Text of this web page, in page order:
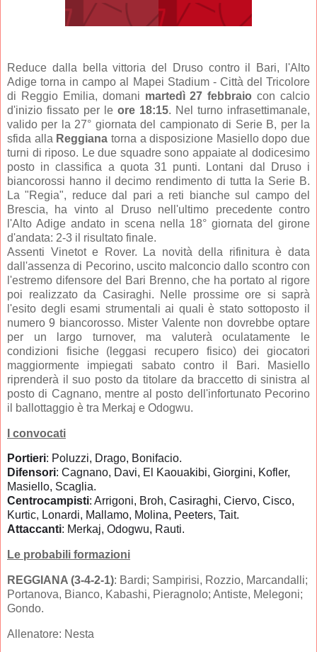
Reduce dalla bella vittoria del Druso contro il Bari, l'Alto
Adige torna in campo al Mapei Stadium - Città del Tricolore
di Reggio Emilia, domani martedì 27 febbraio con calcio
d'inizio fissato per le ore 18:15. Nel turno infrasettimanale,
valido per la 27° giornata del campionato di Serie B, per la
sfida alla Reggiana torna a disposizione Masiello dopo due
turni di riposo. Le due squadre sono appaiate al dodicesimo
posto in classifica a quota 31 punti. Lontani dal Druso i
biancorossi hanno il decimo rendimento di tutta la Serie B.
La "Regia", reduce dal pari a reti bianche sul campo del
Brescia, ha vinto al Druso nell'ultimo precedente contro
l'Alto Adige andato in scena nella 18° giornata del girone
d'andata: 2-3 il risultato finale.
Assenti Vinetot e Rover. La novità della rifinitura è data
dall'assenza di Pecorino, uscito malconcio dallo scontro con
l'estremo difensore del Bari Brenno, che ha portato al rigore
poi realizzato da Casiraghi. Nelle prossime ore si saprà
l'esito degli esami strumentali ai quali è stato sottoposto il
numero 9 biancorosso. Mister Valente non dovrebbe optare
per un largo turnover, ma valuterà oculatamente le
condizioni fisiche (leggasi recupero fisico) dei giocatori
maggiormente impiegati sabato contro il Bari. Masiello
riprenderà il suo posto da titolare da braccetto di sinistra al
posto di Cagnano, mentre al posto dell'infortunato Pecorino
il ballottaggio è tra Merkaj e Odogwu.
I convocati
Portieri: Poluzzi, Drago, Bonifacio.
Difensori: Cagnano, Davi, El Kaouakibi, Giorgini, Kofler,
Masiello, Scaglia.
Centrocampisti: Arrigoni, Broh, Casiraghi, Ciervo, Cisco,
Kurtic, Lonardi, Mallamo, Molina, Peeters, Tait.
Attaccanti: Merkaj, Odogwu, Rauti.
Le probabili formazioni
REGGIANA (3-4-2-1): Bardi; Sampirisi, Rozzio, Marcandalli;
Portanova, Bianco, Kabashi, Pieragnolo; Antiste, Melegoni;
Gondo.
Allenatore: Nesta